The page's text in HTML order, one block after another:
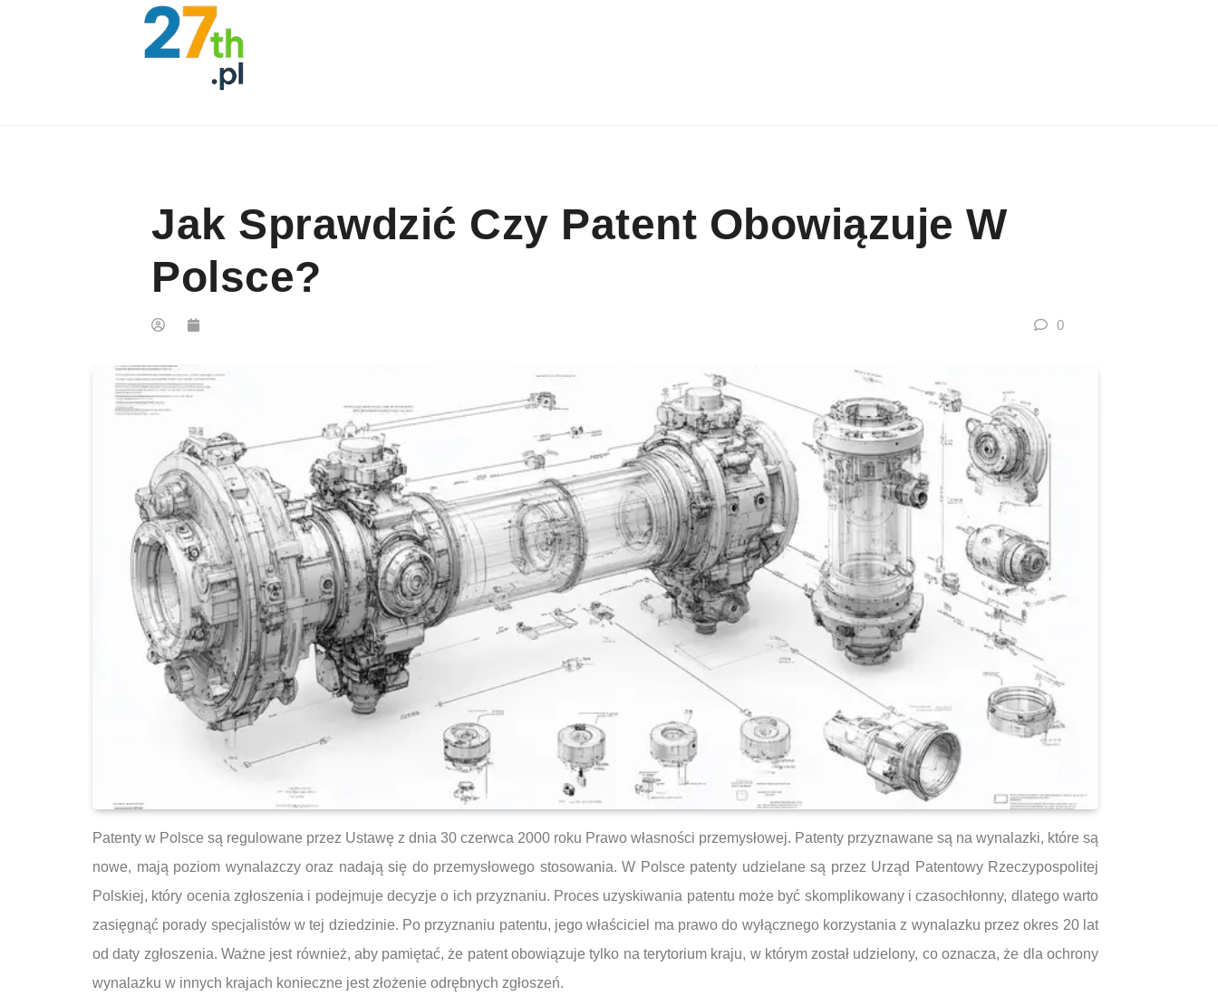
Jak Sprawdzić Czy Patent Obowiązuje W
Polsce?
0
Patenty w Polsce są regulowane przez Ustawę z dnia 30 czerwca 2000 roku Prawo własności przemysłowej. Patenty przyznawane są na wynalazki, które są
nowe, mają poziom wynalazczy oraz nadają się do przemysłowego stosowania. W Polsce patenty udzielane są przez Urząd Patentowy Rzeczypospolitej
Polskiej, który ocenia zgłoszenia i podejmuje decyzje o ich przyznaniu. Proces uzyskiwania patentu może być skomplikowany i czasochłonny, dlatego warto
zasięgnąć porady specjalistów w tej dziedzinie. Po przyznaniu patentu, jego właściciel ma prawo do wyłącznego korzystania z wynalazku przez okres 20 lat
od daty zgłoszenia. Ważne jest również, aby pamiętać, że patent obowiązuje tylko na terytorium kraju, w którym został udzielony, co oznacza, że dla ochrony
wynalazku w innych krajach konieczne jest złożenie odrębnych zgłoszeń.